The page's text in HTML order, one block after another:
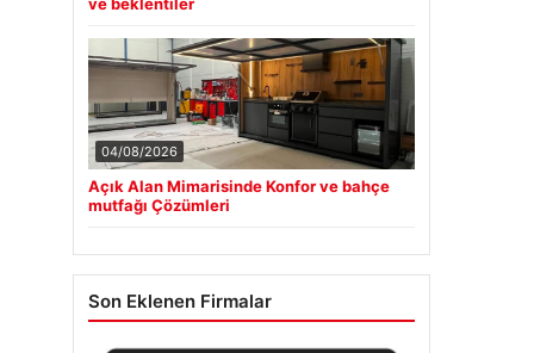
04/08/2026
Açık Alan Mimarisinde Konfor ve bahçe
mutfağı Çözümleri
Son Eklenen Firmalar